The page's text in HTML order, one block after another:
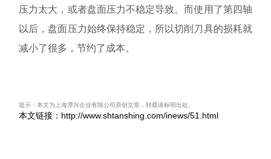
压力太大，或者盘面压力不稳定导致。而使用了第四轴
以后，盘面压力始终保持稳定，所以切削刀具的损耗就
减小了很多，节约了成本。
提示：本文为上海潭兴企业有限公司原创文章，转载请标明出处。
本文链接：http://www.shtanshing.com/inews/51.html